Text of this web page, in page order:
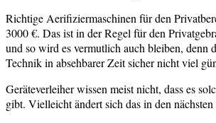
Richtige Aerifiziermaschinen für den
3000 €. Das ist in der Regel für den
und so wird es vermutlich auch bleiben, denn
Technik in absehbarer Zeit sicher nicht viel
Geräteverleiher wissen meist nicht, dass es
gibt. Vielleicht ändert sich das in den nächsten